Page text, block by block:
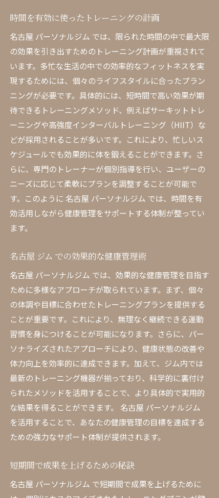
時間を有効に使ったトレーニングの計画
名古屋 パーソナルジム では、限られた時間の中で最大限
の効果を引き出すためのトレーニング計画が重視されて
います。多忙な生活の中での効率的なフィットネスを実
現するためには、個々のライフスタイルに合ったプラン
ニングが必要です。具体的には、短時間で高い効果が期
待できるトレーニングメソッド、例えばサーキットトレ
ーニングや高強度インターバルトレーニング（HIIT）な
どが採用されることが多いです。これにより、忙しいス
ケジュールでも効果的に体を鍛えることができます。さ
らに、専門のトレーナーが個別指導を行い、ユーザーの
ニーズに応じて柔軟にプランを調整することが可能で
す。このように 名古屋 パーソナルジム では、時間を有
効活用しながら健康管理をサポートする体制が整ってい
ます。
名古屋 ジム での効果的な健康管理術
名古屋 パーソナルジム では、効果的な健康管理を目指す
ために多様なアプローチが取られています。まず、個々
の体調や目標に合わせたトレーニングプランを提供する
ことが重要です。これにより、無理なく継続できる運動
習慣を身につけることが可能になります。さらに、パー
ソナライズされたアプローチにより、健康状態の改善や
体力向上を効率的に達成できます。加えて、ジム内では
最新のトレーニング機器が揃っており、科学的に裏付け
られたメソッドを活用することで、より具体的で実用的
な結果を得ることができます。 名古屋 パーソナルジム
を活用することで、あなたの健康管理の目標を達成する
ための強力なサポート体制が提供されます。
短期間で成果を上げるための秘訣
名古屋 パーソナルジム で短期間で成果を上げるために